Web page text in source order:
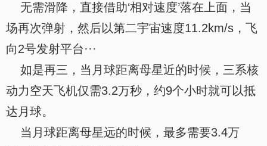
无需滑降，直接借助‘相对速度’落在上面，当
场再次弹射，然后以第二宇宙速度11.2km/s，飞
向2号发射平台···
如是再三，当月球距离母星近的时候，三系核
动力空天飞机仅需3.2万秒，约9个小时就可以抵
达月球。
当月球距离母星远的时候，最多需要3.4万